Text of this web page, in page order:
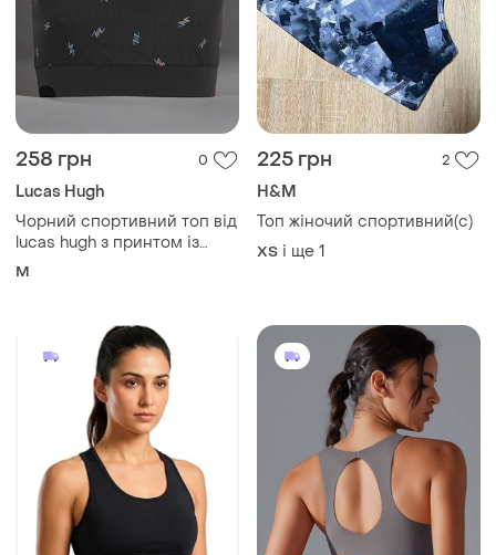
258 грн 0
Lucas Hugh
Чорний спортивний топ від
lucas hugh з принтом із
блискавками та
M
225 грн 2
H&M
Топ жіночий спортивний(с)
ХS і ще 1